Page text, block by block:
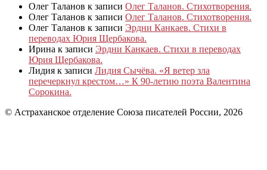
Олег Таланов к записи Олег Таланов. Стихотворения.
Олег Таланов к записи Олег Таланов. Стихотворения.
Олег Таланов к записи Эрдни Канкаев. Стихи в
переводах Юрия Щербакова.
Ирина к записи Эрдни Канкаев. Стихи в переводах
Юрия Щербакова.
Лидия к записи Лидия Сычёва. «Я ветер зла
перечеркнул крестом…» К 90-летию поэта Валентина
Сорокина.
© Астраханское отделение Союза писателей России, 2026